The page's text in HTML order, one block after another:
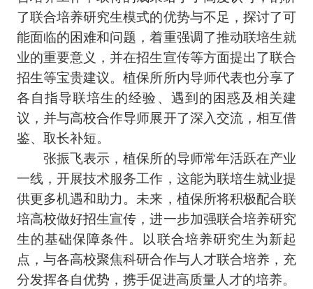
了联合培养研究生模式的优势与不足，探讨了可
能面临的困难和问题，着重强调了推动联培生就
业的重要意义，并在招生宣传等方面提出了联合
招生等宝贵建议。植保所所内导师代表也分享了
各自指导联培生的经验、遇到的困惑及相关建
议，并与高校合作导师展开了深入交流，相互借
鉴、取长补短。
张振飞表示，植保所的导师常年活跃在产业
一线，开展技术服务工作，这能为联培生就业提
供更多机遇和助力。未来，植保所将积极配合联
培高校做好招生宣传，进一步加强联合培养研究
生的基础保障条件。以联合培养研究生为新起
点，与各高校聚焦科研合作与人才联合培养，充
分发挥各自优势，携手促进高质量人才的培养。